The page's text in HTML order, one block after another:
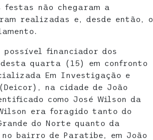
não chegaram a
realizadas e, desde então, o
possível financiador dos
quarta (15) em confronto
Em Investigação e
na cidade de João
como José Wilson da
era foragido tanto do
do Norte quanto da
bairro de Paratibe, em João